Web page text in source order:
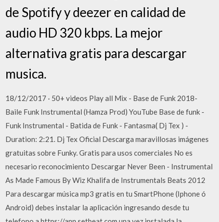
de Spotify y deezer en calidad de
audio HD 320 kbps. La mejor
alternativa gratis para descargar
musica.
18/12/2017 · 50+ videos Play all Mix - Base de Funk 2018-
Baile Funk Instrumental (Hamza Prod) YouTube Base de funk -
Funk Instrumental - Batida de Funk - Fantasma( Dj Tex ) -
Duration: 2:21. Dj Tex Oficial Descarga maravillosas imágenes
gratuitas sobre Funky. Gratis para usos comerciales No es
necesario reconocimiento Descargar Never Been - Instrumental
As Made Famous By Wiz Khalifa de Instrumentals Beats 2012
Para descargar música mp3 gratis en tu SmartPhone (Iphone ó
Android) debes instalar la aplicación ingresando desde tu